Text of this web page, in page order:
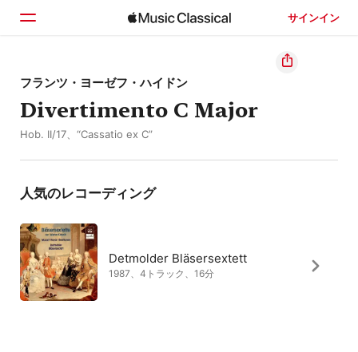
サインイン
ホーム
見つける
フランツ・ヨーゼフ・ハイドン
Divertimento C Major
Hob. II/17、“Cassatio ex C”
人気のレコーディング
Detmolder Bläsersextett
1987、4トラック、16分